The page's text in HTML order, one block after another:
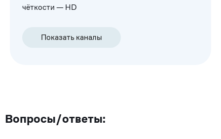
чёткости — HD
Показать каналы
Вопросы/ответы: